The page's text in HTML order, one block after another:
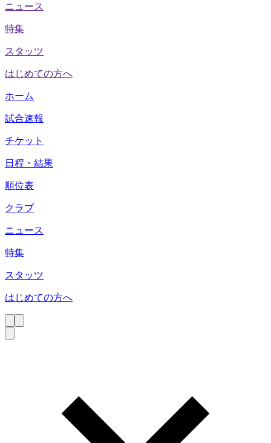
ニュース
特集
スタッツ
はじめての方へ
ホーム
試合速報
チケット
日程・結果
順位表
クラブ
ニュース
特集
スタッツ
はじめての方へ